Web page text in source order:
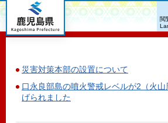
鹿児島県
災害対策本部の設置について
口永良部島の噴火警戒レベルが2（火
げられました
閲